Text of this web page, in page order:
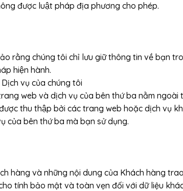
được luật pháp địa phương cho phép.
rằng chúng tôi chỉ lưu giữ thông tin về bạn
hiện hành.
vụ của chúng tôi
web và dịch vụ của bên thứ ba nằm
thu thập bởi các trang web hoặc dịch vụ
của bên thứ ba mà bạn sử dụng.
hàng và những nội dung của Khách hàng
tính bảo mật và toàn vẹn đối với dữ liệu